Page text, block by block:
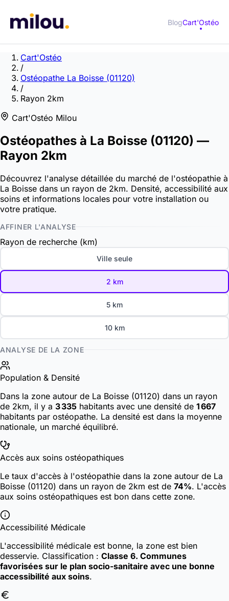
BlogCart'Ostéo
Cart'Ostéo
/
Ostéopathe La Boisse (01120)
/
Rayon 2km
Cart'Ostéo Milou
Ostéopathes à La Boisse (01120) —
Rayon 2km
Découvrez l'analyse détaillée du marché de l'ostéopathie à
La Boisse dans un rayon de 2km. Densité, accessibilité aux
soins et informations locales pour votre installation ou
votre pratique.
AFFINER L'ANALYSE
Rayon de recherche (km)
Ville seule
2 km
5 km
10 km
ANALYSE DE LA ZONE
Population & Densité
Dans la zone autour de La Boisse (01120) dans un rayon
de 2km, il y a 3 335 habitants avec une densité de 1 667
habitants par ostéopathe. La densité est dans la moyenne
nationale, un marché équilibré.
Accès aux soins ostéopathiques
Le taux d'accès à l'ostéopathie dans la zone autour de La
Boisse (01120) dans un rayon de 2km est de 74%. L'accès
aux soins ostéopathiques est bon dans cette zone.
Accessibilité Médicale
L'accessibilité médicale est bonne, la zone est bien
desservie. Classification : Classe 6. Communes
favorisées sur le plan socio-sanitaire avec une bonne
accessibilité aux soins.